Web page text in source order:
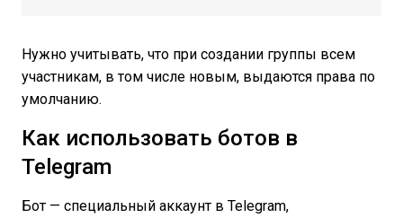
Нужно учитывать, что при создании группы всем
участникам, в том числе новым, выдаются права по
умолчанию.
Как использовать ботов в
Telegram
Бот — специальный аккаунт в Telegram,